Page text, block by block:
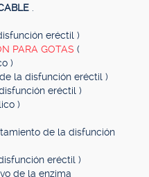
eréctil )
PARA GOTAS (
)
la disfunción eréctil )
eréctil )
)
de la disfunción
eréctil )
de la enzima